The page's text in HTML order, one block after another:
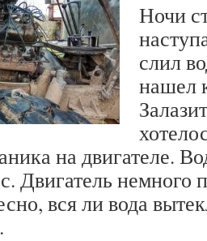
Ночи
слил
нашел
на двигателе.
Двигатель немного
вся ли вода